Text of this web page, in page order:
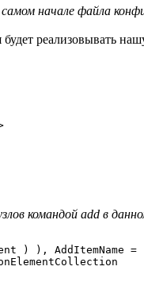
начале файла
реализовывать
командой add в
) ), AddItemName =